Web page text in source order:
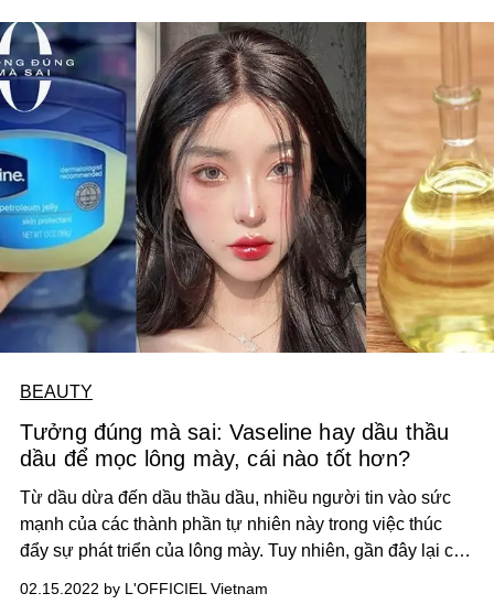
BEAUTY
Tưởng đúng mà sai: Vaseline hay dầu thầu
dầu để mọc lông mày, cái nào tốt hơn?
Từ dầu dừa đến dầu thầu dầu, nhiều người tin vào sức
mạnh của các thành phần tự nhiên này trong việc thúc
đẩy sự phát triển của lông mày. Tuy nhiên, gần đây lại có
Vaseline - loại kem sáp mà chúng ta sử dụng nhiều nhất
02.15.2022 by L'OFFICIEL Vietnam